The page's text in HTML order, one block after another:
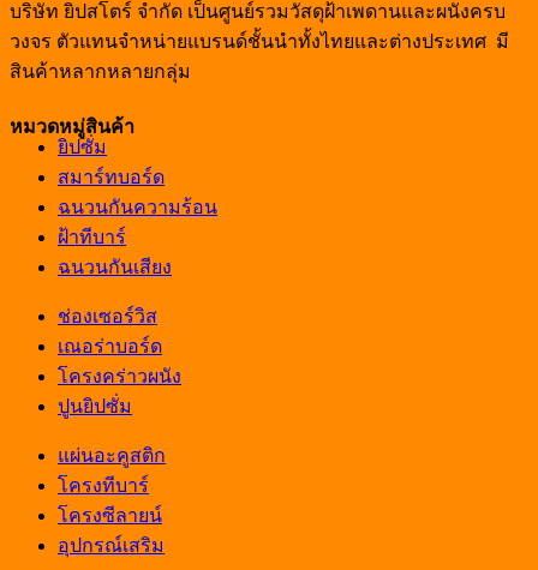
บริษัท ยิปสโตร์ จำกัด เป็นศูนย์รวมวัสดุฝ้าเพดานและผนังครบ
วงจร ตัวแทนจำหน่ายแบรนด์ชั้นนำทั้งไทยและต่างประเทศ มี
สินค้าหลากหลายกลุ่ม
หมวดหมู่สินค้า
ยิปซั่ม
สมาร์ทบอร์ด
ฉนวนกันความร้อน
ฝ้าทีบาร์
ฉนวนกันเสียง
ช่องเซอร์วิส
เณอร่าบอร์ด
โครงคร่าวผนัง
ปูนยิปซั่ม
แผ่นอะคูสติก
โครงทีบาร์
โครงซีลายน์
อุปกรณ์เสริม